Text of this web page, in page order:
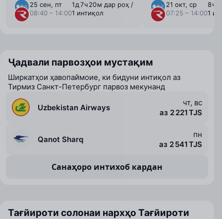
25 сен, пт
08:40 – 14:00
1 ⁠д 7 ⁠ч 20 ⁠м дар роҳ /
1 интиқол
21 окт, ср
07:25 – 14:00
8 ⁠ч
1
Ҷадвали парвозҳои мустақим
Ширкатҳои ҳавопаймоие, ки бидуни интиқол аз
Тирмиз Санкт-Петербург парвоз мекунанд
Uzbekistan Airways
чт, вс
аз 2 221 TJS
Qanot Sharq
пн
аз 2 541 TJS
Санаҳоро интихоб кардан
Тағйироти солонаи нархҳо Тағйироти